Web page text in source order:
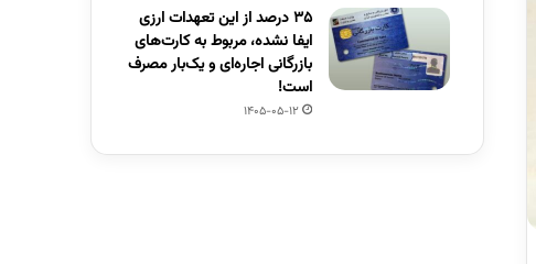
۳۵ درصد از این تعهدات ارزی
ایفا نشده، مربوط به کارت‌های
بازرگانی اجاره‌ای و یک‌بار مصرف
است!
1405-05-12